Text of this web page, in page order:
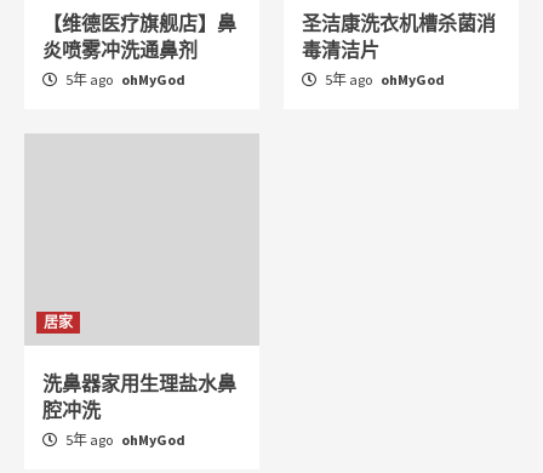
【维德医疗旗舰店】鼻
炎喷雾冲洗通鼻剂
5年 ago ohMyGod
圣洁康洗衣机槽杀菌消
毒清洁片
5年 ago ohMyGod
居家
洗鼻器家用生理盐水鼻
腔冲洗
5年 ago ohMyGod